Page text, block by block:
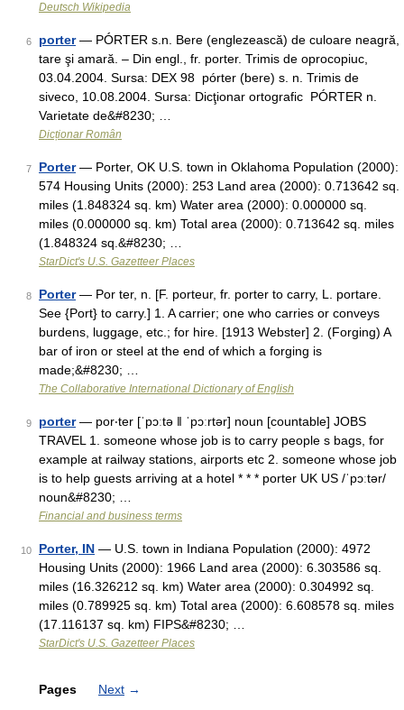
Deutsch Wikipedia
6 porter— PÓRTER s.n. Bere (englezească) de culoare neagră,
tare şi amară. – Din engl., fr. porter. Trimis de oprocopiuc,
03.04.2004. Sursa: DEX 98 pórter (bere) s. n. Trimis de
siveco, 10.08.2004. Sursa: Dicţionar ortografic PÓRTER n.
Varietate de&#8230; …
Dicționar Român
7 Porter— Porter, OK U.S. town in Oklahoma Population (2000):
574 Housing Units (2000): 253 Land area (2000): 0.713642 sq.
miles (1.848324 sq. km) Water area (2000): 0.000000 sq.
miles (0.000000 sq. km) Total area (2000): 0.713642 sq. miles
(1.848324 sq.&#8230; …
StarDict's U.S. Gazetteer Places
8 Porter— Por ter, n. [F. porteur, fr. porter to carry, L. portare.
See {Port} to carry.] 1. A carrier; one who carries or conveys
burdens, luggage, etc.; for hire. [1913 Webster] 2. (Forging) A
bar of iron or steel at the end of which a forging is
made;&#8230; …
The Collaborative International Dictionary of English
9 porter— por‧ter [ˈpɔːtə ǁ ˈpɔːrtər] noun [countable] JOBS
TRAVEL 1. someone whose job is to carry people s bags, for
example at railway stations, airports etc 2. someone whose job
is to help guests arriving at a hotel * * * porter UK US /ˈpɔːtər/
noun&#8230; …
Financial and business terms
10 Porter, IN — U.S. town in Indiana Population (2000): 4972
Housing Units (2000): 1966 Land area (2000): 6.303586 sq.
miles (16.326212 sq. km) Water area (2000): 0.304992 sq.
miles (0.789925 sq. km) Total area (2000): 6.608578 sq. miles
(17.116137 sq. km) FIPS&#8230; …
StarDict's U.S. Gazetteer Places
Pages Next →